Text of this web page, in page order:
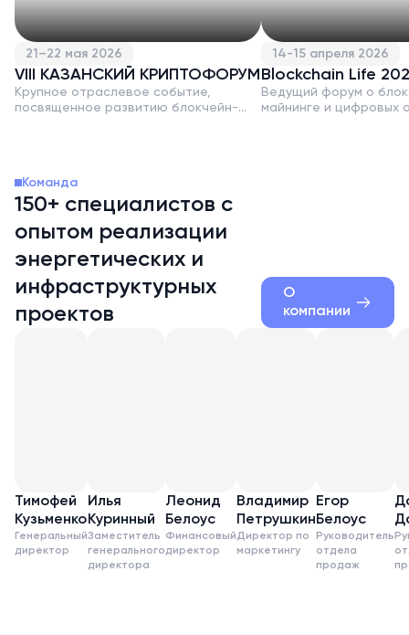
21–22 мая 2026
VIII КАЗАНСКИЙ КРИПТОФОРУМ
Крупное отраслевое событие,
посвященное развитию блокчейн-
14-15 апреля 2026
Blockchain Life
Ведущий форум о
майнинге и цифровых
Команда
150+ специалистов с
опытом реализации
энергетических и
инфраструктурных
проектов
О
компании
Тимофей
Кузьменко
Генеральный
директор
Илья
Куринный
Заместитель
генерального
директора
Леонид
Белоус
Финансовый
директор
Владимир
Петрушкин
Директор по
маркетингу
Егор
Белоус
Руководитель
отдела
продаж